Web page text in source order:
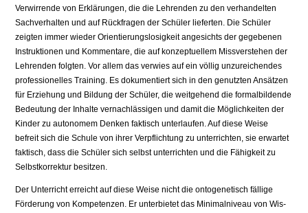
Verwirrende von Erklä­rungen, die die Lehrenden zu den verhandelten
Sachverhalten und auf Rück­fragen der Schüler lieferten. Die Schüler
zeigten immer wieder Orientie­rungslosigkeit angesichts der gegebenen
Instruktionen und Kommentare, die auf konzeptuellem Missverstehen der
Lehrenden folgten. Vor allem das ver­wies auf ein völlig unzureichendes
professionelles Training. Es dokumentiert sich in den genutzten Ansätzen
für Erziehung und Bildung der Schüler, die weitgehend die formalbildende
Bedeutung der Inhalte vernachlässigen und damit die Möglichkeiten der
Kinder zu autonomem Denken faktisch unterlau­fen. Auf diese Weise
befreit sich die Schule von ihrer Verpflichtung zu unter­richten, sie erwartet
faktisch, dass die Schüler sich selbst unterrichten und die Fähigkeit zu
Selbstkorrektur besitzen.
Der Unterricht erreicht auf diese Weise nicht die ontogenetisch fällige
Förderung von Kompetenzen. Er unterbietet das Minimalniveau von Wis­